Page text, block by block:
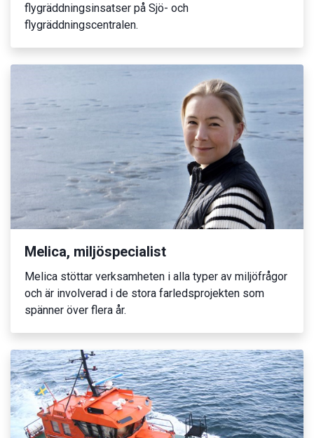
flygräddningsinsatser på Sjö- och
flygräddningscentralen.
Melica, miljöspecialist
Melica stöttar verksamheten i alla typer av miljöfrågor
och är involverad i de stora farledsprojekten som
spänner över flera år.